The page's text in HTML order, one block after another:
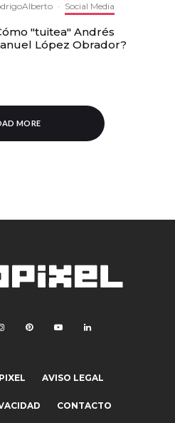
· Social Media
"tuitea" Andrés
López Obrador?
MORE
AVISO LEGAL
CONTACTO